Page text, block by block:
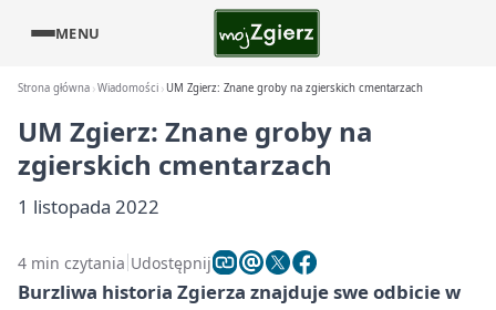
MENU
Strona główna Wiadomości UM Zgierz: Znane groby na zgierskich cmentarzach
UM Zgierz: Znane groby na
zgierskich cmentarzach
1 listopada 2022
4 min czytania Udostępnij
Burzliwa historia Zgierza znajduje swe odbicie w